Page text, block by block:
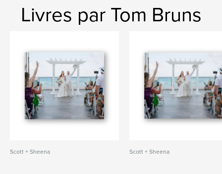
Livres par Tom Bruns
Scott + Sheena Scott + Sheena